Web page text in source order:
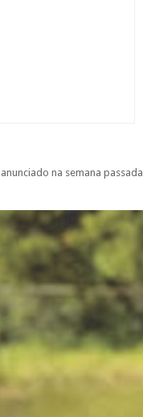
anunciado na semana passada